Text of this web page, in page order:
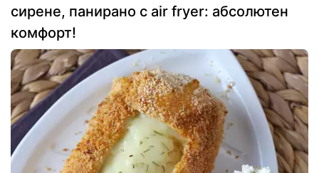
сирене, панирано с air fryer: абсолютен
комфорт!